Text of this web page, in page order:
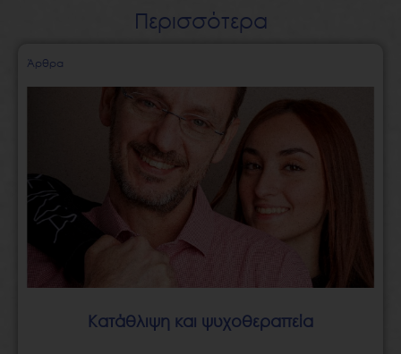
Περισσότερα
Άρθρα
Κατάθλιψη και ψυχοθεραπεία